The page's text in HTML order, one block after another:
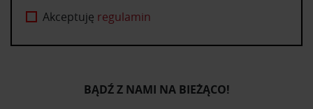
Akceptuję regulamin
BĄDŹ Z NAMI NA BIEŻĄCO!